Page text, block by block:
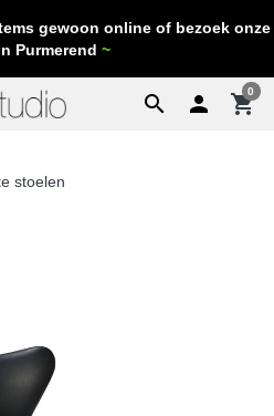
gewoon online of bezoek onze
Purmerend ~
search  shopping_cart
0
stoelen